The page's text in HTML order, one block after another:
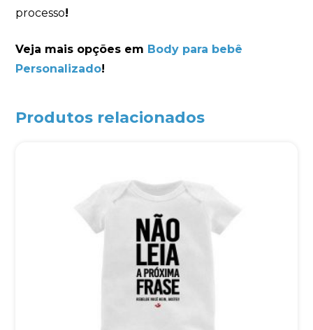
processo!
Veja mais opções em Body para bebê
Personalizado!
Produtos relacionados